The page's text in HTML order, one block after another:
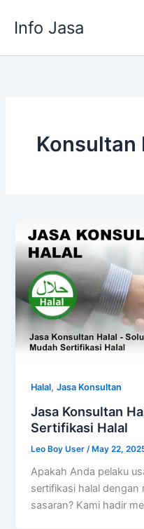
Info Jasa
Konsultan
Halal,Jasa Konsultan
Jasa Konsultan
Sertifikasi Halal
Leo Boy User /May 22,
Apakah Anda pelaku
sertifikasi halal
sasaran? Kami hadir